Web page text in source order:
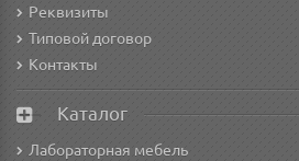
Реквизиты
Типовой договор
Контакты
Каталог
Лабораторная мебель